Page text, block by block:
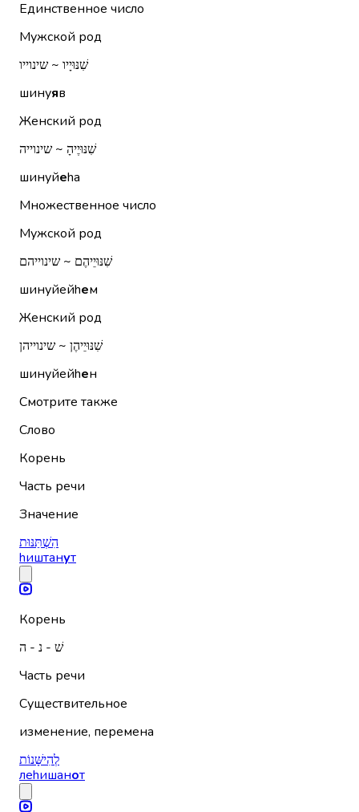
Единственное число
Мужской род
שִׁנּוּיָיו ~ שינוייו
шинуяв
Женский род
שִׁנּוּיֶיהָ ~ שינוייה
шинуйеhа
Множественное число
Мужской род
שִׁנּוּיֵיהֶם ~ שינוייהם
шинуйейhем
Женский род
שִׁנּוּיֵיהֶן ~ שינוייהן
шинуйейhен
Смотрите также
Слово
Корень
Часть речи
Значение
הִשְׁתַּנּוּת
hиштанут
Корень
שׁ - נ - ה
Часть речи
Существительное
изменение, перемена
לְהִישָּׁנוֹת
леhишанот